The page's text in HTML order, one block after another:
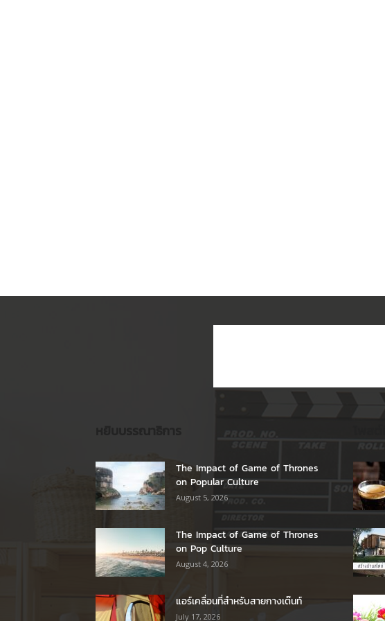
The Impact of Game of Thrones
on Popular Culture
August 5, 2026
The Impact of Game of Thrones
on Pop Culture
August 4, 2026
แอร์เคลื่อนที่สำหรับสายกางเต๊นท์
July 17, 2026